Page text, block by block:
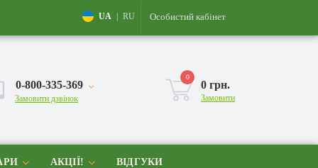
UA RU Особистий кабінет
0-800-335-369
Замовити дзвінок
0
0 грн.
Замовити
АКЦІЇ! ВІДГУКИ